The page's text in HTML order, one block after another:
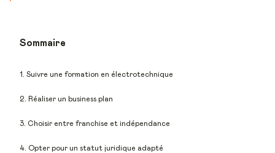
Sommaire
1. Suivre une formation en électrotechnique
2. Réaliser un business plan
3. Choisir entre franchise et indépendance
4. Opter pour un statut juridique adapté